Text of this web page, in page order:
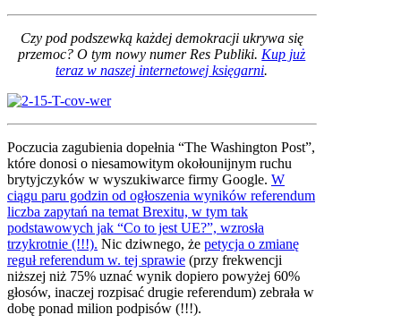
Czy pod podszewką każdej demokracji ukrywa się
przemoc? O tym nowy numer Res Publiki. Kup już
teraz w naszej internetowej księgarni.
Poczucia zagubienia dopełnia “The Washington Post”,
które donosi o niesamowitym okołounijnym ruchu
brytyjczyków w wyszukiwarce firmy Google. W
ciągu paru godzin od ogłoszenia wyników referendum
liczba zapytań na temat Brexitu, w tym tak
podstawowych jak “Co to jest UE?”, wzrosła
trzykrotnie (!!!). Nic dziwnego, że petycja o zmianę
reguł referendum w. tej sprawie (przy frekwencji
niższej niż 75% uznać wynik dopiero powyżej 60%
głosów, inaczej rozpisać drugie referendum) zebrała w
dobę ponad milion podpisów (!!!).